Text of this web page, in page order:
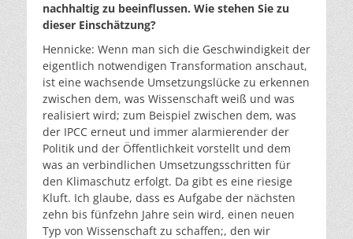
nachhaltig zu beeinflussen. Wie stehen Sie zu
dieser Einschätzung?
Hennicke: Wenn man sich die Geschwindigkeit der
eigentlich notwendigen Transformation anschaut,
ist eine wachsende Umsetzungslücke zu erkennen
zwischen dem, was Wissenschaft weiß und was
realisiert wird; zum Beispiel zwischen dem, was
der IPCC erneut und immer alarmierender der
Politik und der Öffentlichkeit vorstellt und dem
was an verbindlichen Umsetzungsschritten für
den Klimaschutz erfolgt. Da gibt es eine riesige
Kluft. Ich glaube, dass es Aufgabe der nächsten
zehn bis fünfzehn Jahre sein wird, einen neuen
Typ von Wissenschaft zu schaffen;, den wir